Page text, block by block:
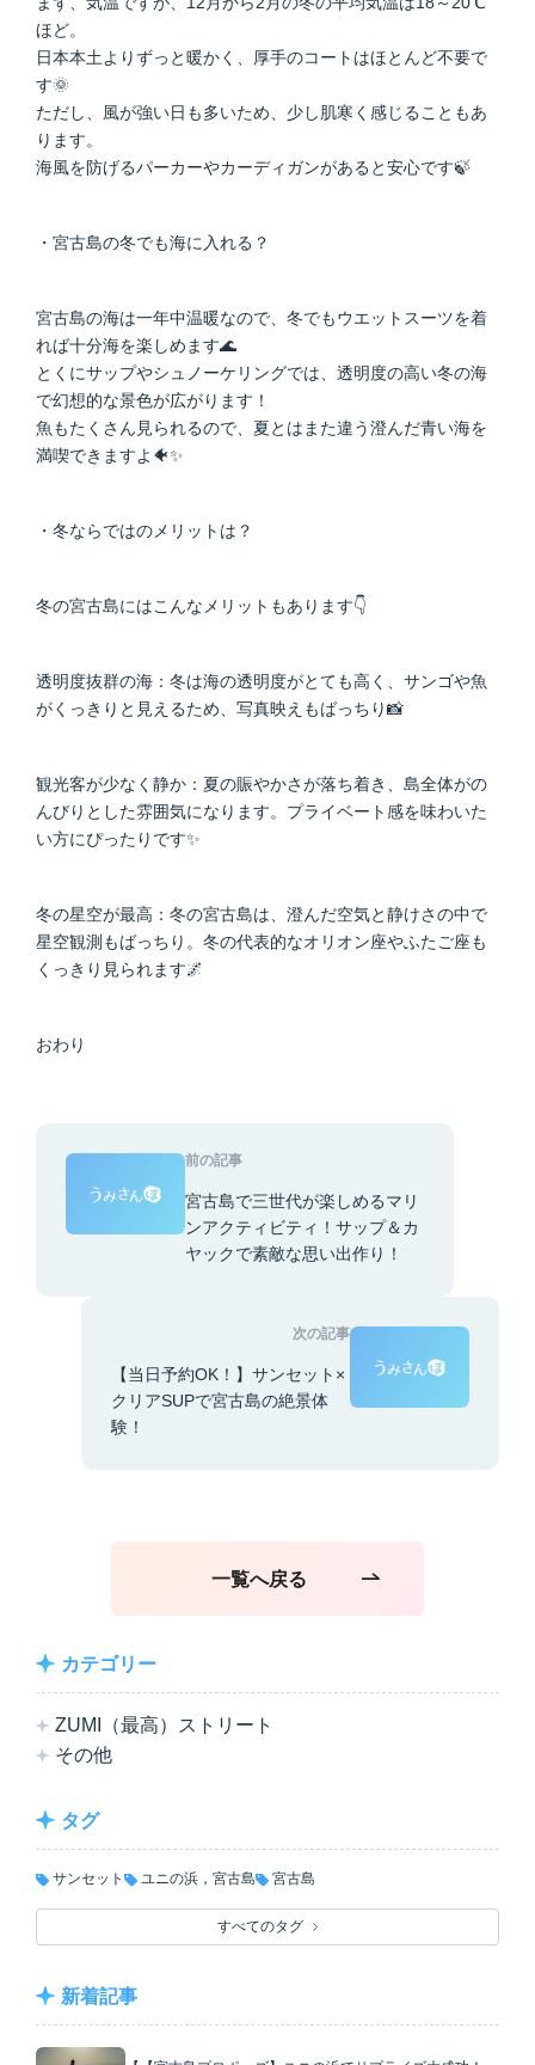
ほど。
日本本土よりずっと暖かく、厚手のコートはほとんど不要で
す🌞
ただし、風が強い日も多いため、少し肌寒く感じることもあ
ります。
海風を防げるパーカーやカーディガンがあると安心です🍃
・宮古島の冬でも海に入れる？
宮古島の海は一年中温暖なので、冬でもウエットスーツを着
れば十分海を楽しめます🌊
とくにサップやシュノーケリングでは、透明度の高い冬の海
で幻想的な景色が広がります！
魚もたくさん見られるので、夏とはまた違う澄んだ青い海を
満喫できますよ🐠✨
・冬ならではのメリットは？
冬の宮古島にはこんなメリットもあります👇
透明度抜群の海：冬は海の透明度がとても高く、サンゴや魚
がくっきりと見えるため、写真映えもばっちり📸
観光客が少なく静か：夏の賑やかさが落ち着き、島全体がの
んびりとした雰囲気になります。プライベート感を味わいた
い方にぴったりです✨
冬の星空が最高：冬の宮古島は、澄んだ空気と静けさの中で
星空観測もばっちり。冬の代表的なオリオン座やふたご座も
くっきり見られます🌌
おわり
前の記事
宮古島で三世代が楽しめるマリ
ンアクティビティ！サップ＆カ
ヤックで素敵な思い出作り！
次の記事
【当日予約OK！】サンセット×
クリアSUPで宮古島の絶景体
験！
一覧へ戻る
カテゴリー
ZUMI（最高）ストリート
その他
タグ
サンセット ユニの浜，宮古島 宮古島
すべてのタグ
新着記事